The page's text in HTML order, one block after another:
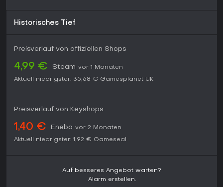
Historisches Tief
Preisverlauf von offiziellen Shops
4,99 € Steam vor 1 Monaten
Aktuell niedrigster: 35,68 € Gamesplanet UK
Preisverlauf von Keyshops
1,40 € Eneba vor 2 Monaten
Aktuell niedrigster: 1,92 € Gameseal
Auf besseres Angebot warten?
Alarm erstellen.